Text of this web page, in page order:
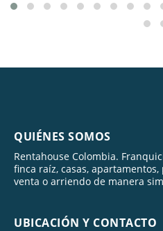
QUIÉNES SOMOS
Rentahouse Colombia.
finca raíz, casas,
venta o arriendo de manera